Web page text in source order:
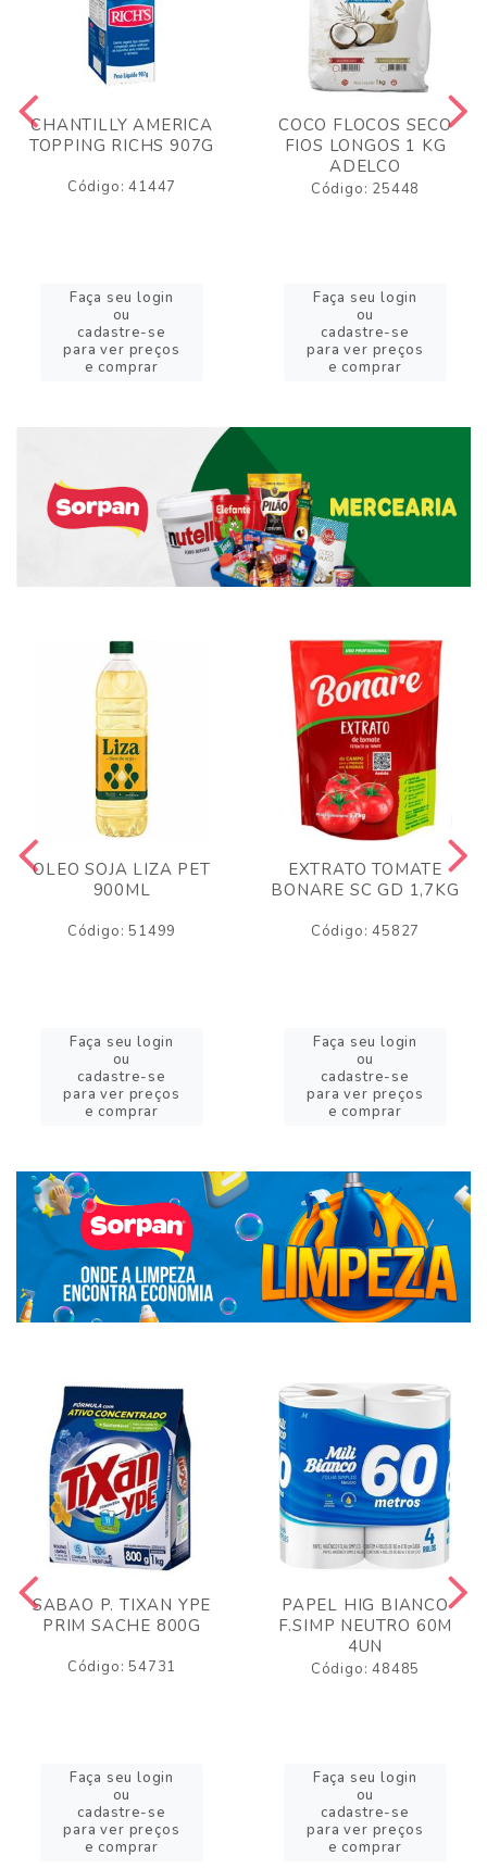
CHANTILLY AMERICA
TOPPING RICHS 907G
Código: 41447
Faça seu login
ou
cadastre-se
para ver preços
e comprar
COCO FLOCOS SECO
FIOS LONGOS 1 KG
ADELCO
Código: 25448
Faça seu login
ou
cadastre-se
para ver preços
e comprar
OLEO SOJA LIZA PET
900ML
Código: 51499
Faça seu login
ou
cadastre-se
para ver preços
e comprar
EXTRATO TOMATE
BONARE SC GD 1,7KG
Código: 45827
Faça seu login
ou
cadastre-se
para ver preços
e comprar
SABAO P. TIXAN YPE
PRIM SACHE 800G
Código: 54731
Faça seu login
ou
cadastre-se
para ver preços
e comprar
PAPEL HIG BIANCO
F.SIMP NEUTRO 60M
4UN
Código: 48485
Faça seu login
ou
cadastre-se
para ver preços
e comprar